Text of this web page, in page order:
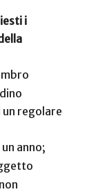
i
regolare
anno;